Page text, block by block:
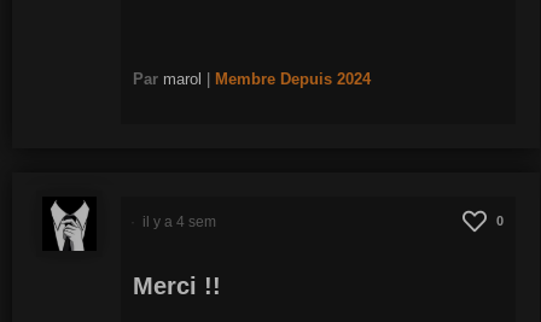
Par marol Membre Depuis 2024
0
Merci !!
il y a 4 sem